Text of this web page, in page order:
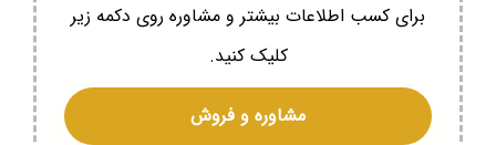
برای کسب اطلاعات بیشتر و مشاوره روی دکمه زیر
کلیک کنید.
مشاوره و فروش